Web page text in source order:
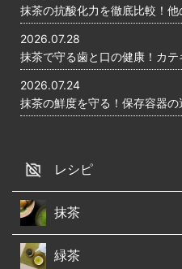
抹茶の抗酸化力を徹底比較！
2026.07.28
抹茶で守る歯と口の健康！カ
2026.07.24
抹茶の鮮度を守る！保存容器
レシピ
抹茶
緑茶